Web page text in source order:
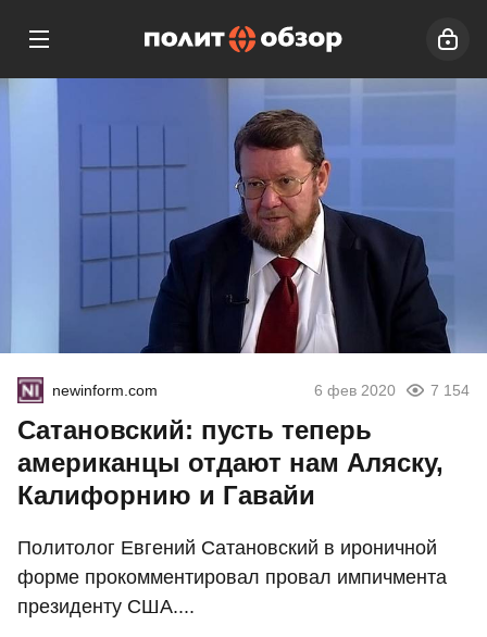
newinform.com 6 фев 2020 7 154
Сатановский: пусть теперь
американцы отдают нам Аляску,
Калифорнию и Гавайи
Политолог Евгений Сатановский в ироничной
форме прокомментировал провал импичмента
президенту США....